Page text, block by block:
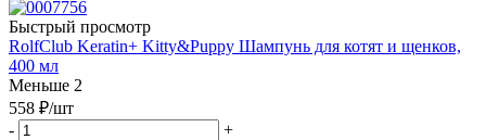
Быстрый просмотр
RolfClub Keratin+ Kitty&Puppy Шампунь для котят и щенков,
400 мл
Меньше 2
558 ₽/шт
-
+